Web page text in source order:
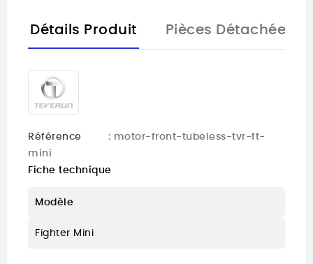
Détails Produit Pièces Détachées
Référence
: motor-front-tubeless-tvr-ft-
mini
Fiche technique
Modèle
Fighter Mini